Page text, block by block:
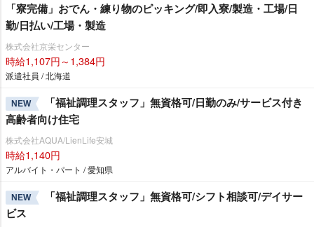
「寮完備」おでん・練り物のピッキング/即入寮/製造・工場/日
勤/日払い/工場・製造
株式会社京栄センター
時給1,107円～1,384円
派遣社員 / 北海道
NEW
「福祉調理スタッフ」無資格可/日勤のみ/サービス付き
高齢者向け住宅
株式会社AQUA/LienLife安城
時給1,140円
アルバイト・パート / 愛知県
NEW
「福祉調理スタッフ」無資格可/シフト相談可/デイサー
ビス